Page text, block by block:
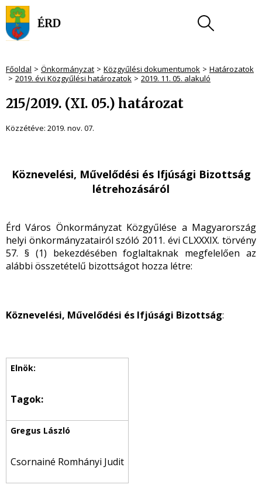
Főoldal Önkormányzat Közgyűlési dokumentumok
Határozatok
2019. évi Közgyűlési határozatok
2019. 11. 05. alakuló
215/2019. (XI. 05.) határozat
Közzétéve: 2019. nov. 07.
Köznevelési, Művelődési és Ifjúsági Bizottság
létrehozásáról
Érd Város Önkormányzat Közgyűlése a Magyarország
helyi önkormányzatairól szóló 2011. évi CLXXXIX. törvény
57. § (1) bekezdésében foglaltaknak megfelelően az
alábbi összetételű bizottságot hozza létre:
Köznevelési, Művelődési és Ifjúsági Bizottság:
Tagok:
Csornainé Romhányi Judit